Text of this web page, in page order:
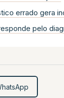
errado gera
pelo